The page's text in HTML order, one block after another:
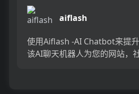
aiflash
使用Aiflash -AI Chatbot来提升
该AI聊天机器人为您的网站，